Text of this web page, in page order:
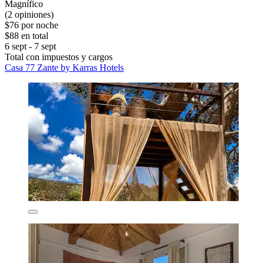
Magnífico
(2 opiniones)
$76 por noche
$88 en total
6 sept - 7 sept
Total con impuestos y cargos
Casa 77 Zante by Karras Hotels